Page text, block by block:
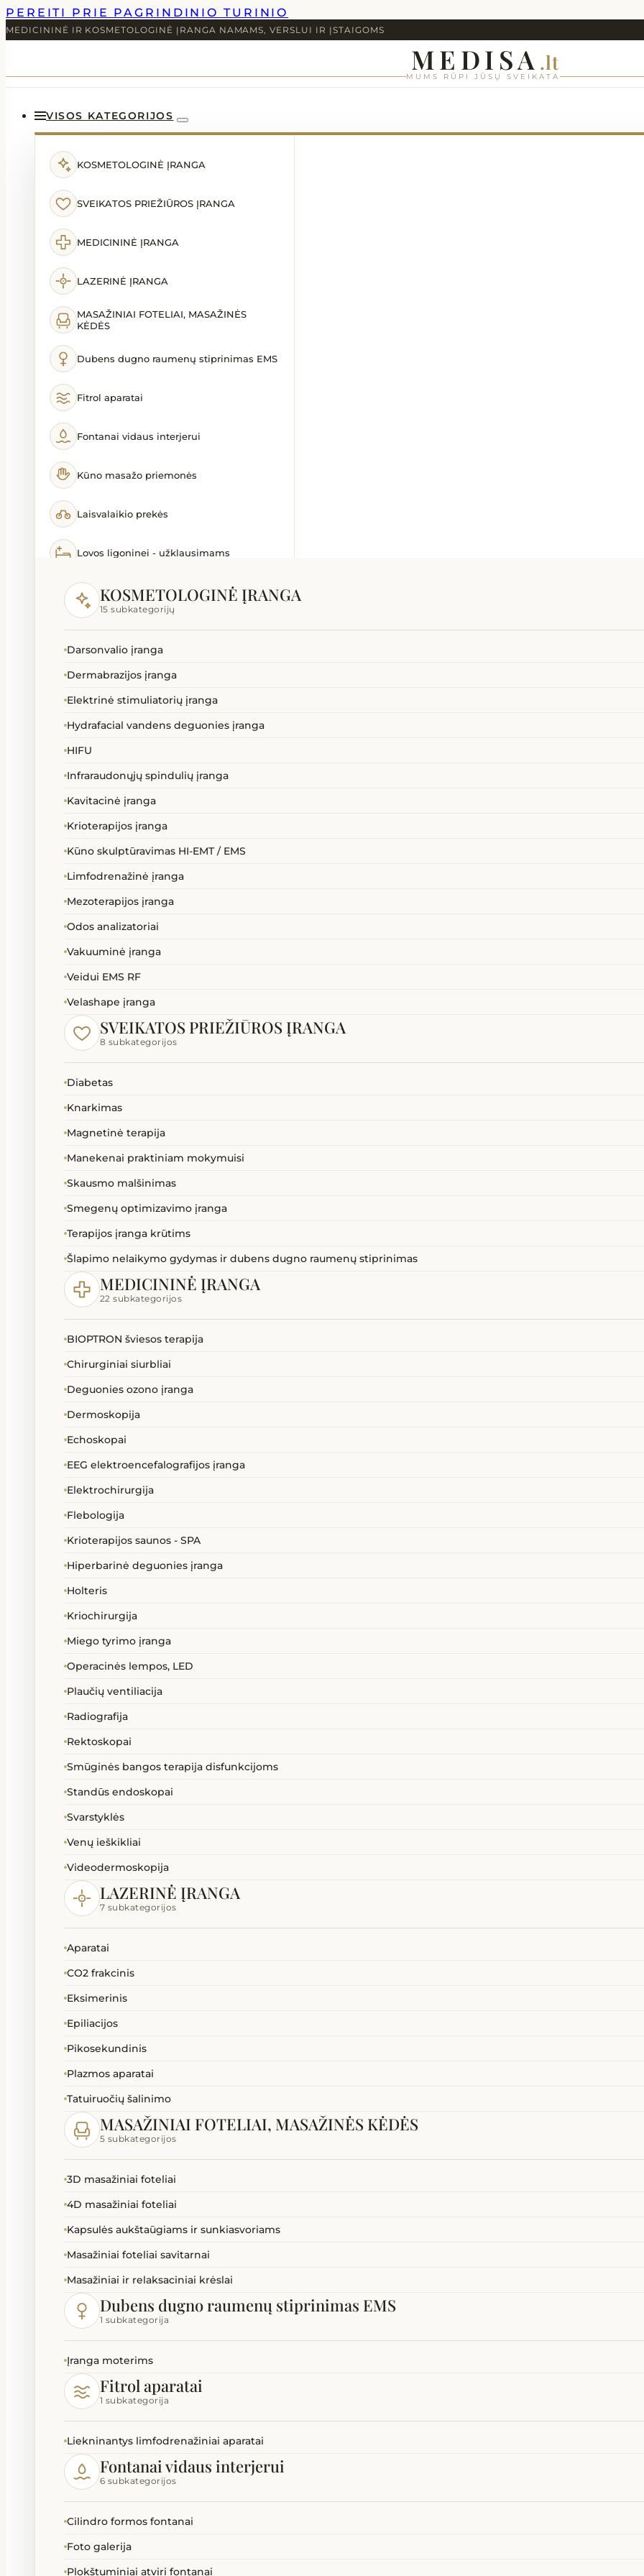
PEREITI PRIE PAGRINDINIO TURINIO
MEDICININĖ IR KOSMETOLOGINĖ ĮRANGA NAMAMS, VERSLUI IR ĮSTAIGOMS
MEDISA .lt
MUMS RŪPI JŪSŲ SVEIKATA
VISOS KATEGORIJOS
KOSMETOLOGINĖ ĮRANGA
SVEIKATOS PRIEŽIŪROS ĮRANGA
MEDICININĖ ĮRANGA
LAZERINĖ ĮRANGA
MASAŽINIAI FOTELIAI, MASAŽINĖS
KĖDĖS
Dubens dugno raumenų stiprinimas EMS
Fitrol aparatai
Fontanai vidaus interjerui
Kūno masažo priemonės
Laisvalaikio prekės
Lovos ligoninei - užklausimams
Lovos slaugai ir ligoninei
Masažinės lovos
Masažiniai akmenys priedai
Masažo stalai kėdės gultai
Ozono generatoriai
SPA kapsulės
Terapija
KOSMETOLOGINĖ ĮRANGA
15 subkategorijų
Darsonvalio įranga
Dermabrazijos įranga
Elektrinė stimuliatorių įranga
Hydrafacial vandens deguonies įranga
HIFU
Infraraudonųjų spindulių įranga
Kavitacinė įranga
Krioterapijos įranga
Kūno skulptūravimas HI-EMT / EMS
Limfodrenažinė įranga
Mezoterapijos įranga
Odos analizatoriai
Vakuuminė įranga
Veidui EMS RF
Velashape įranga
SVEIKATOS PRIEŽIŪROS ĮRANGA
8 subkategorijos
Diabetas
Knarkimas
Magnetinė terapija
Manekenai praktiniam mokymuisi
Skausmo malšinimas
Smegenų optimizavimo įranga
Terapijos įranga krūtims
Šlapimo nelaikymo gydymas ir dubens dugno raumenų stiprinimas
MEDICININĖ ĮRANGA
22 subkategorijos
BIOPTRON šviesos terapija
Chirurginiai siurbliai
Deguonies ozono įranga
Dermoskopija
Echoskopai
EEG elektroencefalografijos įranga
Elektrochirurgija
Flebologija
Krioterapijos saunos - SPA
Hiperbarinė deguonies įranga
Holteris
Kriochirurgija
Miego tyrimo įranga
Operacinės lempos, LED
Plaučių ventiliacija
Radiografija
Rektoskopai
Smūginės bangos terapija disfunkcijoms
Standūs endoskopai
Svarstyklės
Venų ieškikliai
Videodermoskopija
LAZERINĖ ĮRANGA
7 subkategorijos
Aparatai
CO2 frakcinis
Eksimerinis
Epiliacijos
Pikosekundinis
Plazmos aparatai
Tatuiruočių šalinimo
MASAŽINIAI FOTELIAI, MASAŽINĖS KĖDĖS
5 subkategorijos
3D masažiniai foteliai
4D masažiniai foteliai
Kapsulės aukštaūgiams ir sunkiasvoriams
Masažiniai foteliai savitarnai
Masažiniai ir relaksaciniai krėslai
Dubens dugno raumenų stiprinimas EMS
1 subkategorija
Įranga moterims
Fitrol aparatai
1 subkategorija
Liekninantys limfodrenažiniai aparatai
Fontanai vidaus interjerui
6 subkategorijos
Cilindro formos fontanai
Foto galerija
Plokštuminiai atviri fontanai